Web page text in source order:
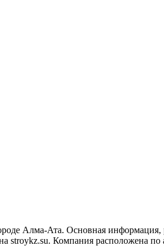
Алма-Ата. Основная
stroykz.su. Компания расположена